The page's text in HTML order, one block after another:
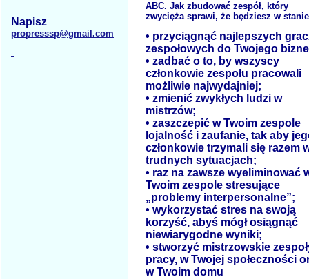
Napisz
propresssp@gmail.com
ABC. Jak zbudować zespół, który
zwycięża sprawi, że będziesz w
• przyciągnąć najlepszych
zespołowych do Twojego
• zadbać o to, by wszyscy
członkowie zespołu pracowali
możliwie najwydajniej;
• zmienić zwykłych ludzi w
mistrzów;
• zaszczepić w Twoim zespole
lojalność i zaufanie, tak aby
członkowie trzymali się razem
trudnych sytuacjach;
• raz na zawsze wyeliminować
Twoim zespole stresujące
„problemy interpersonalne”;
• wykorzystać stres na swoją
korzyść, abyś mógł osiągnąć
niewiarygodne wyniki;
• stworzyć mistrzowskie
pracy, w Twojej społeczności
w Twoim domu